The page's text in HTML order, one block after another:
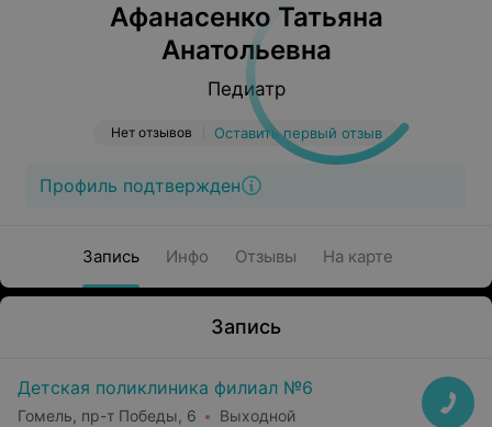
Афанасенко Татьяна
Анатольевна
Педиатр
Нет отзывов Оставить первый отзыв
Профиль подтвержден
Запись Инфо Отзывы На карте
Запись
Детская поликлиника филиал №6
Гомель, пр-т Победы, 6 Выходной